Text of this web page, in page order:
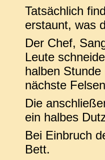
Tatsächlich
erstaunt, was
Der Chef,
Leute
halben
nächste
Die
ein halbes
Bei Einbruch
Bett.